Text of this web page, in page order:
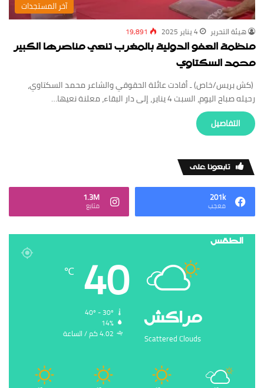
‏آخر المستجدات
‏هيئة ‏التحرير 4 يناير 2025 19,891
منظمة العفو الدولية بالمغرب تنعي مناصرها الكبير
محمد السكتاوي
(كش بريس/خاص) ـ أفادت عائلة الحقوقي والشاعر محمد السكتاوي،
رحيله صباح اليوم، السبت 4 يناير، إلى دار البقاء، معلنة نعيها…
‏التفاصيل
‏تابعونا على
201k
‏معجب
1.3M
‏متابع
الطقس
‏مراكش
Scattered Clouds
40
℃
14%
4.02 ‏كم / الساعة